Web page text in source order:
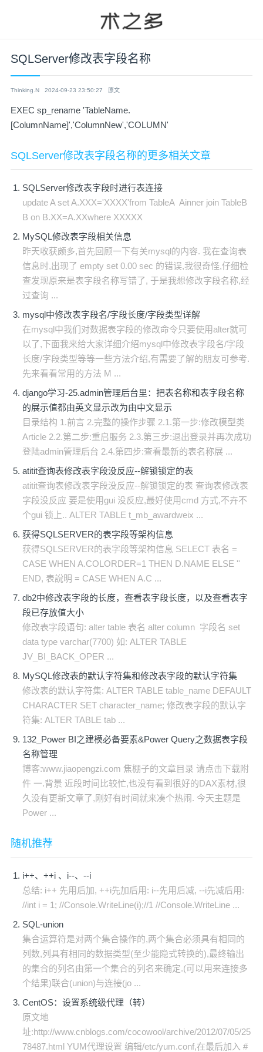
SQLServer修改表字段名称
Thinking.N 2024-09-23 23:50:27 原文
EXEC sp_rename 'TableName.
[ColumnName]','ColumnNew','COLUMN'
SQLServer修改表字段名称的更多相关文章
SQLServer修改表字段时进行表连接
update A set A.XXX='XXXX'from TableA Ainner join TableB
B on B.XX=A.XXwhere XXXXX
MySQL修改表字段相关信息
昨天收获颇多,首先回顾一下有关mysql的内容. 我在查询表
信息时,出现了 empty set 0.00 sec 的错误,我很奇怪,仔细检
查发现原来是表字段名称写错了, 于是我想修改字段名称,经
过查询 ...
mysql中修改表字段名/字段长度/字段类型详解
在mysql中我们对数据表字段的修改命令只要使用alter就可
以了,下面我来给大家详细介绍mysql中修改表字段名/字段
长度/字段类型等等一些方法介绍,有需要了解的朋友可参考.
先来看看常用的方法 M ...
django学习-25.admin管理后台里：把表名称和表字段名称
的展示值都由英文显示改为由中文显示
目录结构 1.前言 2.完整的操作步骤 2.1.第一步:修改模型类
Article 2.2.第二步:重启服务 2.3.第三步:退出登录并再次成功
登陆admin管理后台 2.4.第四步:查看最新的表名称展 ...
atitit查询表修改表字段没反应--解锁锁定的表
atitit查询表修改表字段没反应--解锁锁定的表 查询表修改表
字段没反应 要是使用gui 没反应,最好使用cmd 方式,不卉不
个gui 锁上.. ALTER TABLE t_mb_awardweix ...
获得SQLSERVER的表字段等架构信息
获得SQLSERVER的表字段等架构信息 SELECT 表名 =
CASE WHEN A.COLORDER=1 THEN D.NAME ELSE ''
END, 表說明 = CASE WHEN A.C ...
db2中修改表字段的长度，查看表字段长度，以及查看表字
段已存放值大小
修改表字段语句: alter table 表名 alter column 字段名 set
data type varchar(7700) 如: ALTER TABLE
JV_BI_BACK_OPER ...
MySQL修改表的默认字符集和修改表字段的默认字符集
修改表的默认字符集: ALTER TABLE table_name DEFAULT
CHARACTER SET character_name; 修改表字段的默认字
符集: ALTER TABLE tab ...
132_Power BI之建模必备要素&Power Query之数据表字段
名称管理
博客:www.jiaopengzi.com 焦棚子的文章目录 请点击下载附
件 一.背景 近段时间比较忙,也没有看到很好的DAX素材,很
久没有更新文章了,刚好有时间就来凑个热闹. 今天主题是
Power ...
随机推荐
i++、++i 、i--、--i
总结: i++ 先用后加, ++i先加后用: i--先用后减, --i先减后用:
//int i = 1; //Console.WriteLine(i);//1 //Console.WriteLine ...
SQL-union
集合运算符是对两个集合操作的,两个集合必须具有相同的
列数,列具有相同的数据类型(至少能隐式转换的),最终输出
的集合的列名由第一个集合的列名来确定.(可以用来连接多
个结果)联合(union)与连接(jo ...
CentOS：设置系统级代理（转）
原文地
址:http://www.cnblogs.com/cocowool/archive/2012/07/05/25
78487.html YUM代理设置 编辑/etc/yum.conf,在最后加入 #